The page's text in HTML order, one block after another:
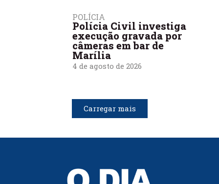
POLÍCIA
Polícia Civil investiga
execução gravada por
câmeras em bar de
Marília
4 de agosto de 2026
Carregar mais